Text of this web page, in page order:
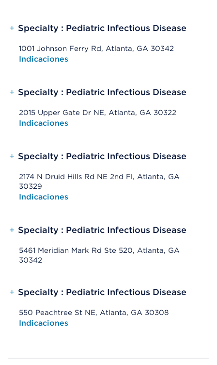
+ Specialty : Pediatric Infectious Disease
1001 Johnson Ferry Rd, Atlanta, GA 30342
Opens native map application on mobile devices
Indicaciones
+ Specialty : Pediatric Infectious Disease
2015 Upper Gate Dr NE, Atlanta, GA 30322
Opens native map application on mobile devices
Indicaciones
+ Specialty : Pediatric Infectious Disease
2174 N Druid Hills Rd NE 2nd Fl, Atlanta, GA
30329
Opens native map application on mobile devices
Indicaciones
+ Specialty : Pediatric Infectious Disease
5461 Meridian Mark Rd Ste 520, Atlanta, GA
30342
+ Specialty : Pediatric Infectious Disease
550 Peachtree St NE, Atlanta, GA 30308
Opens native map application on mobile devices
Indicaciones